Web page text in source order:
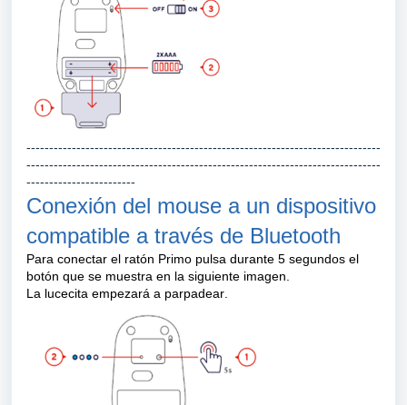
------------------------------------------------------------------------------
------------------------------------------------------------------------------
------------------------
Conexión del mouse a un dispositivo
compatible a través de Bluetooth
Para conectar el ratón Primo pulsa durante 5 segundos el
botón que se muestra en la siguiente imagen.
La lucecita empezará a parpadear.